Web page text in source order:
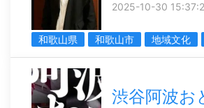
2025-10-30
和歌山県 和歌山市 地域文化
渋谷阿波お